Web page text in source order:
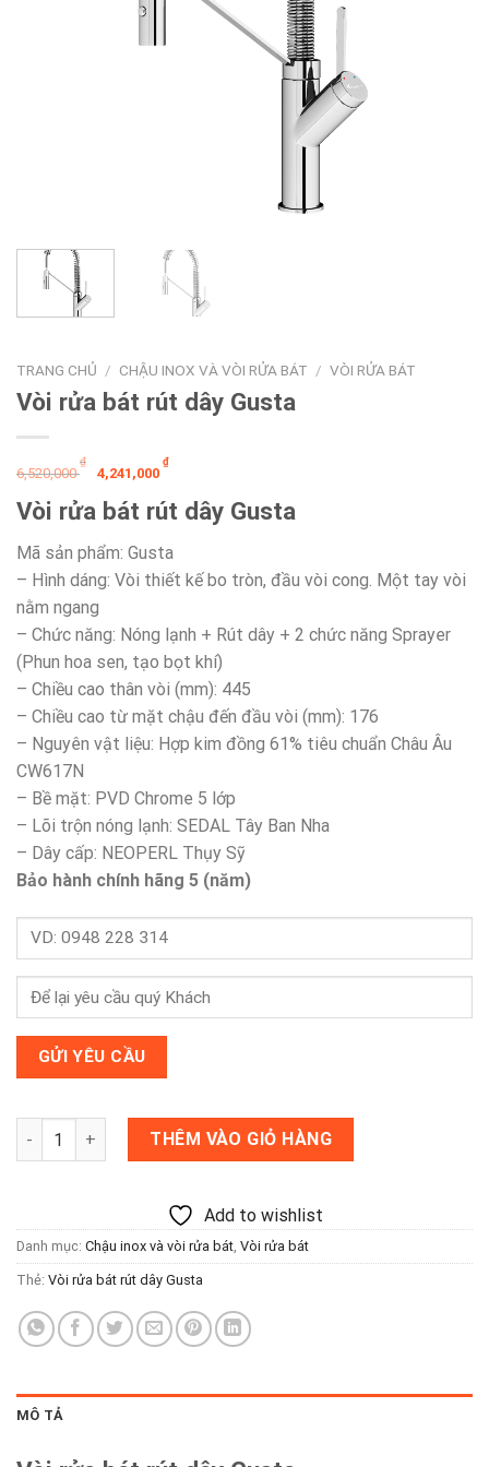
TRANG CHỦ / CHẬU INOX VÀ VÒI RỬA BÁT / VÒI RỬA BÁT
Vòi rửa bát rút dây Gusta
6,520,000
₫
Giá
gốc
là:
6,520,000 ₫.
4,241,000
₫Giá
hiện
tại
là:
4,241,000 ₫.
Vòi rửa bát rút dây Gusta
Mã sản phẩm: Gusta
– Hình dáng: Vòi thiết kế bo tròn, đầu vòi cong. Một tay vòi
nằm ngang
– Chức năng: Nóng lạnh + Rút dây + 2 chức năng Sprayer
(Phun hoa sen, tạo bọt khí)
– Chiều cao thân vòi (mm): 445
– Chiều cao từ mặt chậu đến đầu vòi (mm): 176
– Nguyên vật liệu: Hợp kim đồng 61% tiêu chuẩn Châu Âu
CW617N
– Bề mặt: PVD Chrome 5 lớp
– Lõi trộn nóng lạnh: SEDAL Tây Ban Nha
– Dây cấp: NEOPERL Thụy Sỹ
Bảo hành chính hãng 5 (năm)
Vòi rửa bát rút dây Gusta số lượng
THÊM VÀO GIỎ HÀNG
Add to wishlist
Danh mục: Chậu inox và vòi rửa bát Vòi rửa bát
Thẻ: Vòi rửa bát rút dây Gusta
MÔ TẢ